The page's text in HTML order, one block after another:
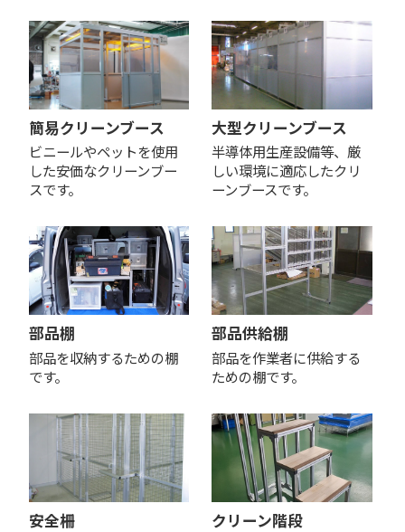
簡易クリーンブース
ビニールやペットを使用
した安価なクリーンブー
スです。
大型クリーンブース
半導体用生産設備等、厳
しい環境に適応したクリ
ーンブースです。
部品棚
部品を収納するための棚
です。
部品供給棚
部品を作業者に供給する
ための棚です。
安全柵 クリーン階段